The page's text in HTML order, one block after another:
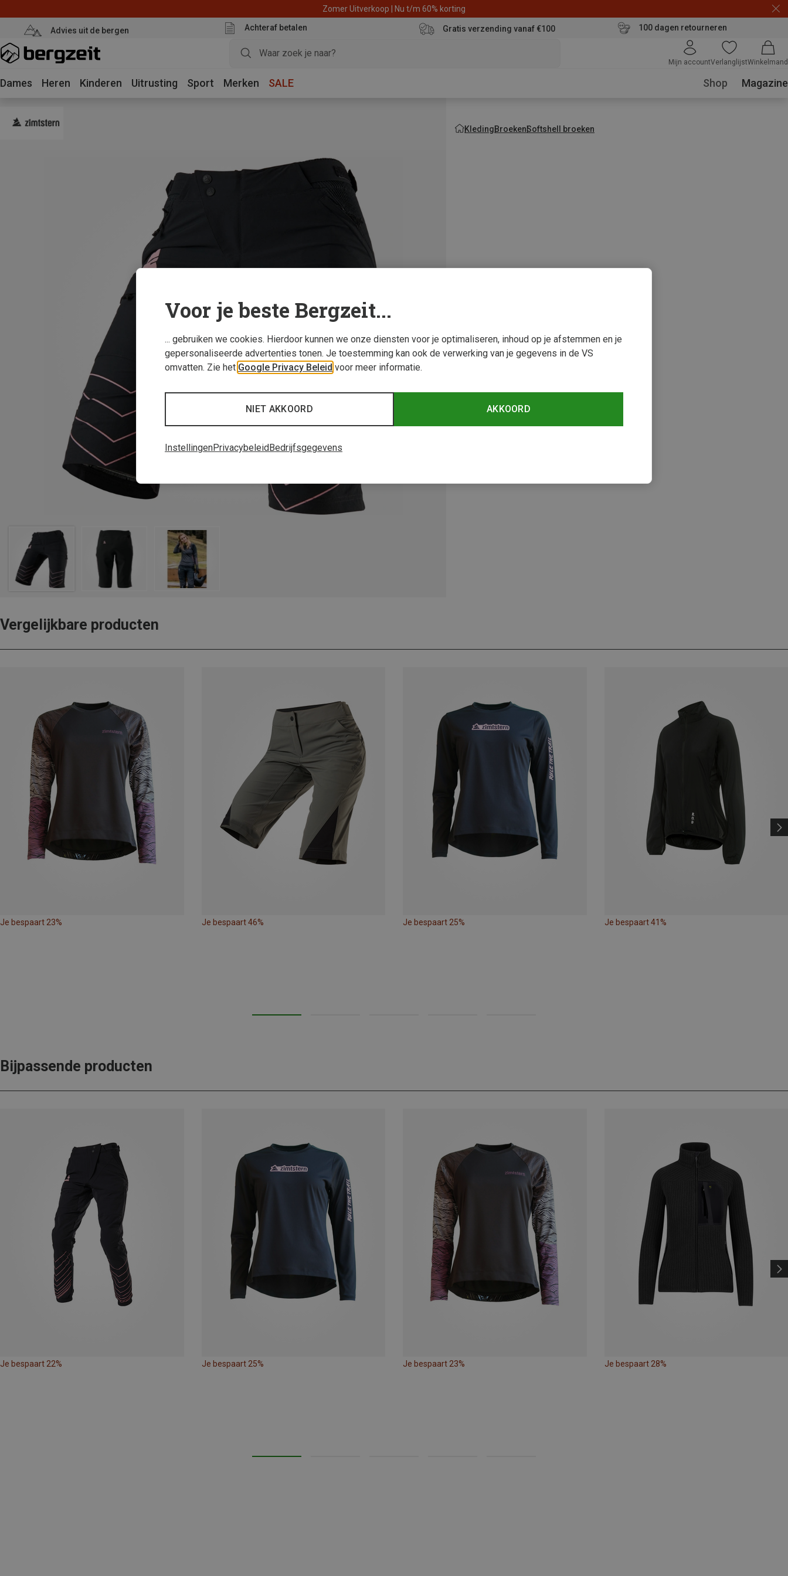
Zomer Uitverkoop | Nu t/m 60% korting
Advies uit de bergen Achteraf betalen Gratis verzending vanaf €100 100 dagen retourneren
Mijn accountVerlanglijstWinkelmand
Dames Heren Kinderen Uitrusting Sport Merken SALE Shop Magazine
KledingBroekenSoftshell broeken
Vergelijkbare producten
Je bespaart 23% Je bespaart 46% Je bespaart 25% Je bespaart 41%
Bijpassende producten
Je bespaart 22% Je bespaart 25% Je bespaart 23% Je bespaart 28%
Voor je beste Bergzeit...
... gebruiken we cookies. Hierdoor kunnen we onze diensten voor je optimaliseren, inhoud op je afstemmen en je
gepersonaliseerde advertenties tonen. Je toestemming kan ook de verwerking van je gegevens in de VS
omvatten. Zie het Google Privacy Beleid voor meer informatie.
AKKOORD
NIET AKKOORD
InstellingenPrivacybeleid Bedrijfsgegevens